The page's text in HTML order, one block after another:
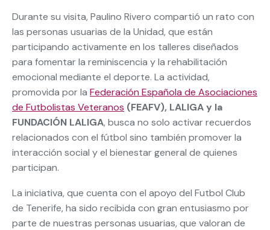
Durante su visita, Paulino Rivero compartió un rato con
las personas usuarias de la Unidad, que están
participando activamente en los talleres diseñados
para fomentar la reminiscencia y la rehabilitación
emocional mediante el deporte. La actividad,
promovida por la Federación Española de Asociaciones
de Futbolistas Veteranos (FEAFV), LALIGA y la
FUNDACIÓN LALIGA, busca no solo activar recuerdos
relacionados con el fútbol sino también promover la
interacción social y el bienestar general de quienes
participan.
La iniciativa, que cuenta con el apoyo del Futbol Club
de Tenerife, ha sido recibida con gran entusiasmo por
parte de nuestras personas usuarias, que valoran de